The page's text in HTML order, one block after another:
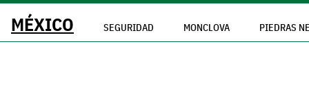
MÉXICO SEGURIDAD MONCLOVA PIEDRAS